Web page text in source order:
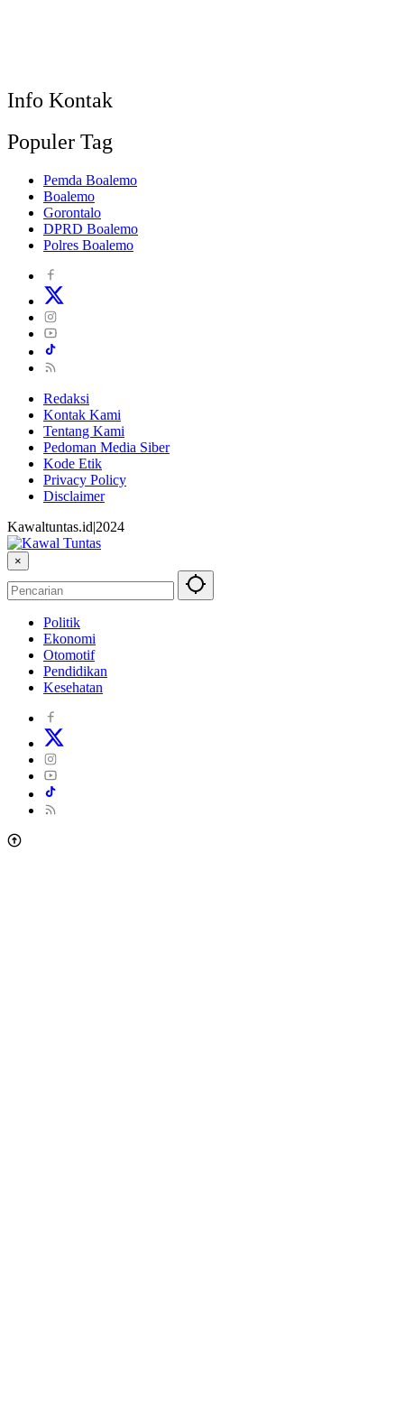
Info Kontak
Populer Tag
Pemda Boalemo
Boalemo
Gorontalo
DPRD Boalemo
Polres Boalemo
Redaksi
Kontak Kami
Tentang Kami
Pedoman Media Siber
Kode Etik
Privacy Policy
Disclaimer
Kawaltuntas.id|2024
×
Politik
Ekonomi
Otomotif
Pendidikan
Kesehatan